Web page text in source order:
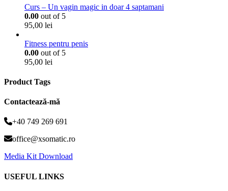
Curs – Un vagin magic in doar 4 saptamani
0.00 out of 5
95,00 lei
Fitness pentru penis
0.00 out of 5
95,00 lei
Product Tags
Contactează-mă
+40 749 269 691
office@xsomatic.ro
Media Kit Download
USEFUL LINKS